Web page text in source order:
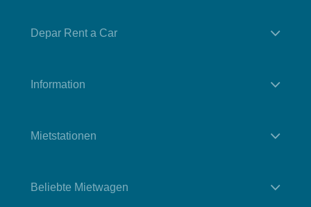
Depar Rent a Car
Information
Mietstationen
Beliebte Mietwagen